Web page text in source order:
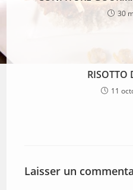
30
RISOTTO
11
Laisser un